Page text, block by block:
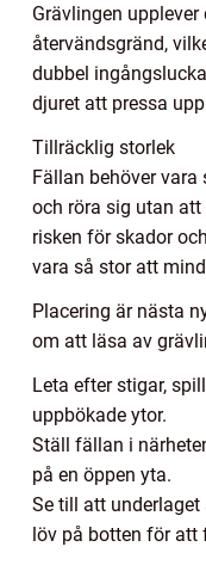
Grävlingen
återvändsgränd,
dubbel
djuret att pressa
Tillräcklig storlek
Fällan behöver
och röra sig utan
risken för skador
vara så stor att
Placering är nästa
om att läsa av
Leta efter stigar,
uppbökade ytor.
Ställ fällan i
på en öppen yta.
Se till att
löv på botten för att